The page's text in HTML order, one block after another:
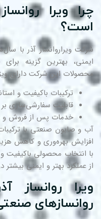
ویرا روانساز
ویراروانساز آذر با
بهترین گزینه
این شرکت دارای
ترکیبات باکیفیت و استاندارد
قابلیت سفارشی‌سازی بر
خدمات پس از فروش و
و صابون صنعتی با ترکیبات
بهره‌وری و کاهش
انتخاب محصولی باکیفیت و
عملکرد بهتر و ایمنی بیشتر
روانساز
صنعتی